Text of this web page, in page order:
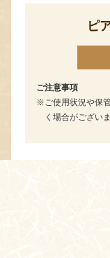
ピ
ご注意事項
ご使用状況や保
く場合がござい